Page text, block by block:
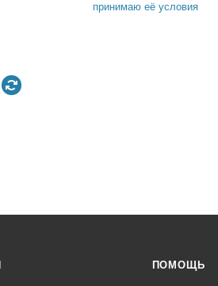
принимаю её условия
ПОМОЩЬ